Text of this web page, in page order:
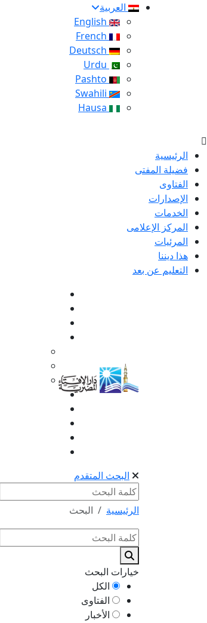
العربية
الرئيسية
فضيلة المفتى
الفتاوى
الإصدارات
الخدمات
المركز الإعلامى
المرئيات
هذا ديننا
التعليم عن بعد
البحث المتقدم
الرئيسية البحث
خيارات البحث
الكل
الفتاوى
الأخبار